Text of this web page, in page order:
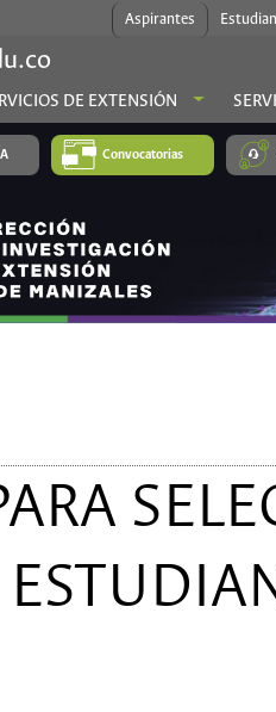
Aspirantes
DE EXTENSIÓN
Convocatorias